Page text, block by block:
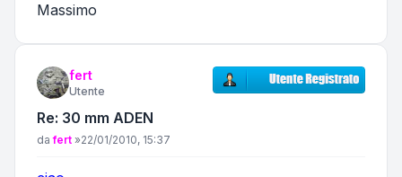
Massimo
fert
Utente
Re: 30 mm ADEN
Messaggio
dafert »22/01/2010, 15:37